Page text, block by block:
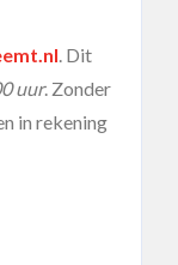
. Dit
uur. Zonder
in rekening